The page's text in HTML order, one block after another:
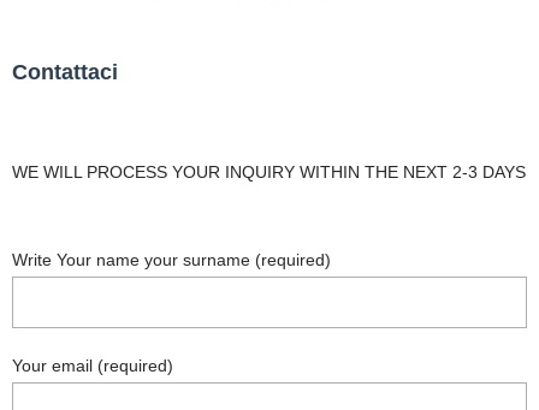
Contattaci
WE WILL PROCESS YOUR INQUIRY WITHIN THE NEXT 2-3 DAYS
Write Your name your surname (required)
Your email (required)